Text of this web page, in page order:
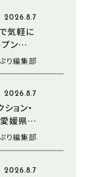
2026.8.7
気軽に
ン
り編集部
2026.8.7
ョン・
媛県美
ひとと
り編集部
2026.8.7